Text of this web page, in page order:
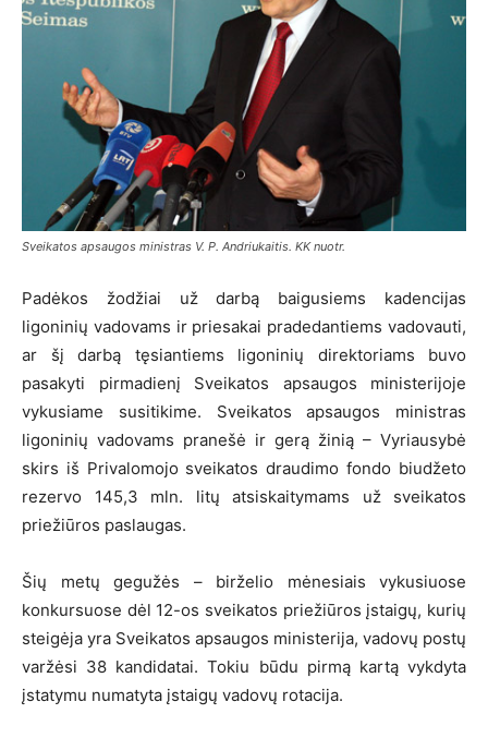
Sveikatos apsaugos ministras V. P. Andriukaitis. KK nuotr.
Padėkos žodžiai už darbą baigusiems kadencijas
ligoninių vadovams ir priesakai pradedantiems vadovauti,
ar šį darbą tęsiantiems ligoninių direktoriams buvo
pasakyti pirmadienį Sveikatos apsaugos ministerijoje
vykusiame susitikime. Sveikatos apsaugos ministras
ligoninių vadovams pranešė ir gerą žinią – Vyriausybė
skirs iš Privalomojo sveikatos draudimo fondo biudžeto
rezervo 145,3 mln. litų atsiskaitymams už sveikatos
priežiūros paslaugas.
Šių metų gegužės – birželio mėnesiais vykusiuose
konkursuose dėl 12-os sveikatos priežiūros įstaigų, kurių
steigėja yra Sveikatos apsaugos ministerija, vadovų postų
varžėsi 38 kandidatai. Tokiu būdu pirmą kartą vykdyta
įstatymu numatyta įstaigų vadovų rotacija.